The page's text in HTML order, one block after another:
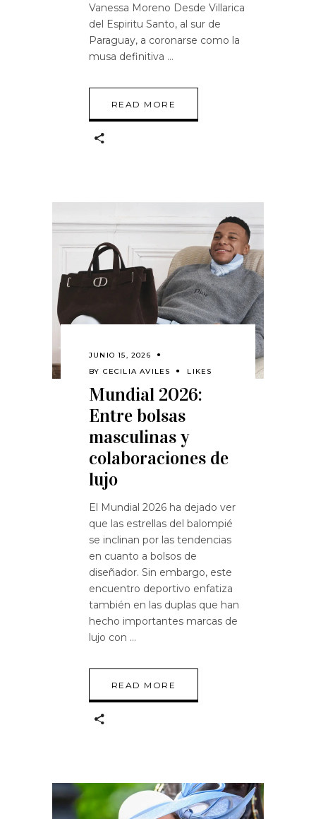
Vanessa Moreno Desde Villarica
del Espiritu Santo, al sur de
Paraguay, a coronarse como la
musa definitiva
READ MORE
JUNIO 15, 2026
BY CECILIA AVILES LIKES
Mundial 2026:
Entre bolsas
masculinas y
colaboraciones de
lujo
El Mundial 2026 ha dejado ver
que las estrellas del balompié
se inclinan por las tendencias
en cuanto a bolsos de
diseñador. Sin embargo, este
encuentro deportivo enfatiza
también en las duplas que han
hecho importantes marcas de
lujo con
READ MORE